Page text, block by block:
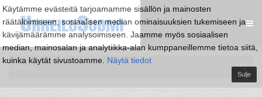
Käytämme evästeitä tarjoamamme sisällön ja mainosten
räätälöimiseen, sosiaalisen median ominaisuuksien tukemiseen ja
kävijämäärämme analysoimiseen. Jaamme myös sosiaalisen
median, mainosalan ja analytiikka-alan kumppaneillemme tietoa siitä,
kuinka käytät sivustoamme. Näytä tiedot
Sulje